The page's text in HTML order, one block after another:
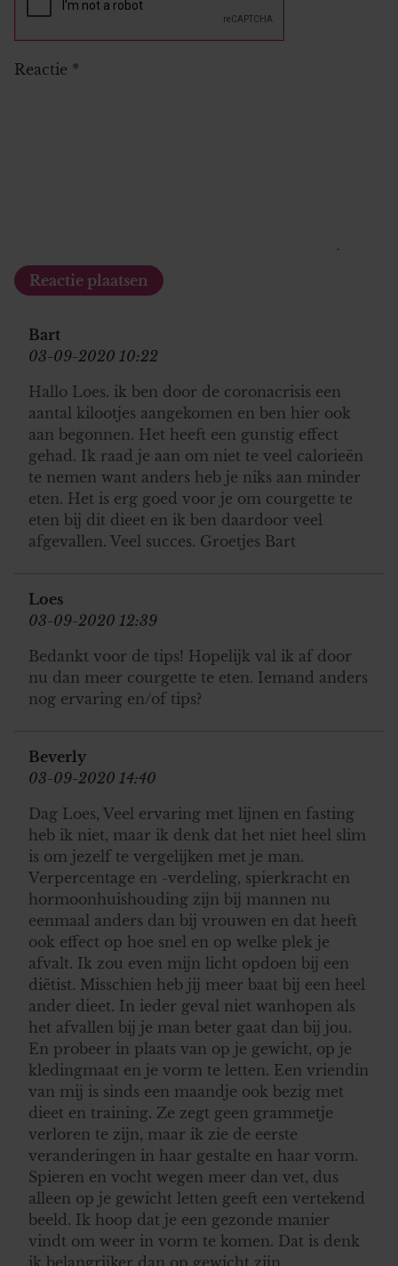
Reactie *
Bart
03-09-2020 10:22
Hallo Loes. ik ben door de coronacrisis een
aantal kilootjes aangekomen en ben hier ook
aan begonnen. Het heeft een gunstig effect
gehad. Ik raad je aan om niet te veel calorieën
te nemen want anders heb je niks aan minder
eten. Het is erg goed voor je om courgette te
eten bij dit dieet en ik ben daardoor veel
afgevallen. Veel succes. Groetjes Bart
Loes
03-09-2020 12:39
Bedankt voor de tips! Hopelijk val ik af door
nu dan meer courgette te eten. Iemand anders
nog ervaring en/of tips?
Beverly
03-09-2020 14:40
Dag Loes, Veel ervaring met lijnen en fasting
heb ik niet, maar ik denk dat het niet heel slim
is om jezelf te vergelijken met je man.
Verpercentage en -verdeling, spierkracht en
hormoonhuishouding zijn bij mannen nu
eenmaal anders dan bij vrouwen en dat heeft
ook effect op hoe snel en op welke plek je
afvalt. Ik zou even mijn licht opdoen bij een
diëtist. Misschien heb jij meer baat bij een heel
ander dieet. In ieder geval niet wanhopen als
het afvallen bij je man beter gaat dan bij jou.
En probeer in plaats van op je gewicht, op je
kledingmaat en je vorm te letten. Een vriendin
van mij is sinds een maandje ook bezig met
dieet en training. Ze zegt geen grammetje
verloren te zijn, maar ik zie de eerste
veranderingen in haar gestalte en haar vorm.
Spieren en vocht wegen meer dan vet, dus
alleen op je gewicht letten geeft een vertekend
beeld. Ik hoop dat je een gezonde manier
vindt om weer in vorm te komen. Dat is denk
ik belangrijker dan op gewicht zijn.